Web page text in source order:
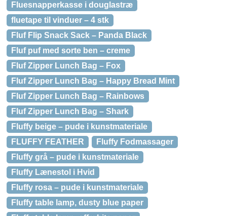
Fluesnapperkasse i douglastræ
fluetape til vinduer – 4 stk
Fluf Flip Snack Sack – Panda Black
Fluf puf med sorte ben – creme
Fluf Zipper Lunch Bag – Fox
Fluf Zipper Lunch Bag – Happy Bread Mint
Fluf Zipper Lunch Bag – Rainbows
Fluf Zipper Lunch Bag – Shark
Fluffy beige – pude i kunstmateriale
FLUFFY FEATHER
Fluffy Fodmassager
Fluffy grå – pude i kunstmateriale
Fluffy Lænestol i Hvid
Fluffy rosa – pude i kunstmateriale
Fluffy table lamp, dusty blue paper